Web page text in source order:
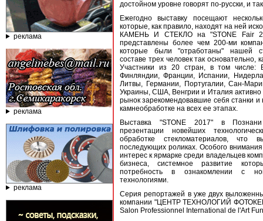
реклама
реклама
реклама
достойном уровне говорят по-русски, и
Ежегодно выставку посещают
которые, как правило, находят на ней
КАМЕНЬ И СТЕКЛО на "STONE Fair
представлены более чем 200-ми
которые были "отработаны" нашей
составе трех человек так основательно,
Участники из 20 стран, в том числе:
Финляндии, Франции, Испании,
Литвы, Германии, Португалии, Сан-
Украины, США, Венгрии и Италия активно
рынок зарекомендовавшие себя станки и
камнеобработке на всех ее этапах.
Выставка "STONE 2017" в
презентации новейших
обработке стекломатериалов,
последующих роликах. Особого
интерес к ярмарке среди владельцев
бизнеса, системное развитие
потребность в ознакомлении с
технологиями.
Серия репортажей в уже двух
компании "ЦЕНТР ТЕХНОЛОГИЙ
Salon Professionnel International de l'Art